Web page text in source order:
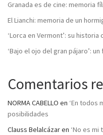
Granada es de cine: memoria
El Lianchi: memoria de un
‘Lorca en Vermont’: su historia
‘Bajo el ojo del gran pájaro’:
Comentarios
NORMA CABELLO en ‘En todos
posibilidades
Clauss Belalcázaren ‘No es